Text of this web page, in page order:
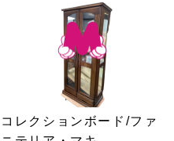
コレクションボード/ファ